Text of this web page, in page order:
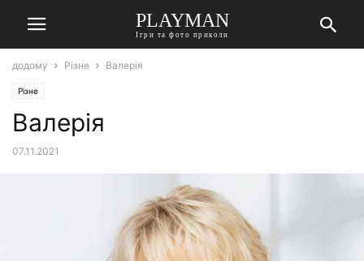
PLAYMAN
Ігри та фото приколи
додому Різне Валерія
Різне
Валерія
07.11.2021